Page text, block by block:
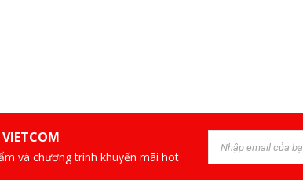
và chương trình khuyến mãi hot